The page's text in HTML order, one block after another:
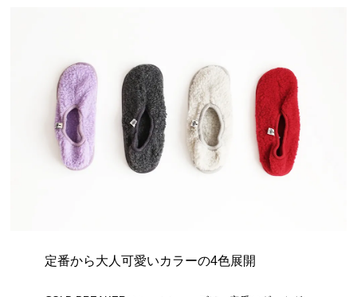
定番から大人可愛いカラーの4色展開